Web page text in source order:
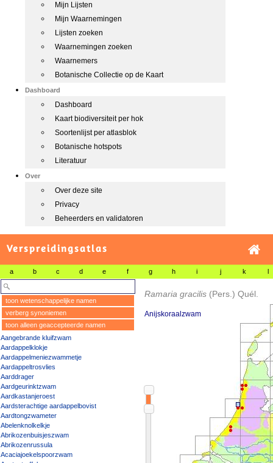
Mijn Lijsten
Mijn Waarnemingen
Lijsten zoeken
Waarnemingen zoeken
Waarnemers
Botanische Collectie op de Kaart
Dashboard
Dashboard
Kaart biodiversiteit per hok
Soortenlijst per atlasblok
Botanische hotspots
Literatuur
Over
Over deze site
Privacy
Beheerders en validatoren
Verspreidingsatlas
a b c d e f g h i j k l
toon wetenschappelijke namen
verberg synoniemen
toon alleen geaccepteerde namen
Aangebrande kluifzwam
Aardappelklokje
Aardappelmeniezwammetje
Aardappeltrosvlies
Aarddrager
Aardgeurinktzwam
Aardkastanjeroest
Aardsterachtige aardappelbovist
Aardtongzwameter
Abelenknolkelkje
Abrikozenbuisjeszwam
Abrikozenrussula
Acaciajoekelspoorzwam
Ramaria gracilis (Pers.) Quél.
Anijskoraalzwam